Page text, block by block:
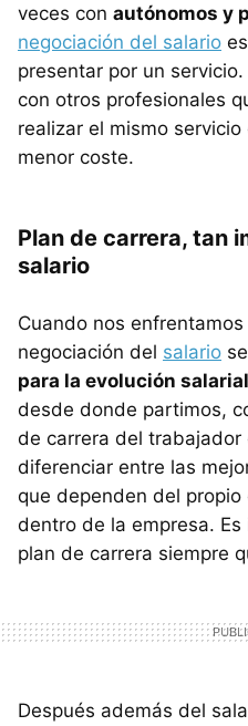
veces con autónomos y
negociación del salario
presentar por un
con otros profesionales
realizar el mismo
menor coste.
Plan de carrera, tan
salario
Cuando nos
negociación del salario
para la evolución salarial
desde donde partimos,
de carrera del trabajador
diferenciar entre las
que dependen del
dentro de la empresa.
plan de carrera siempre
Después además del